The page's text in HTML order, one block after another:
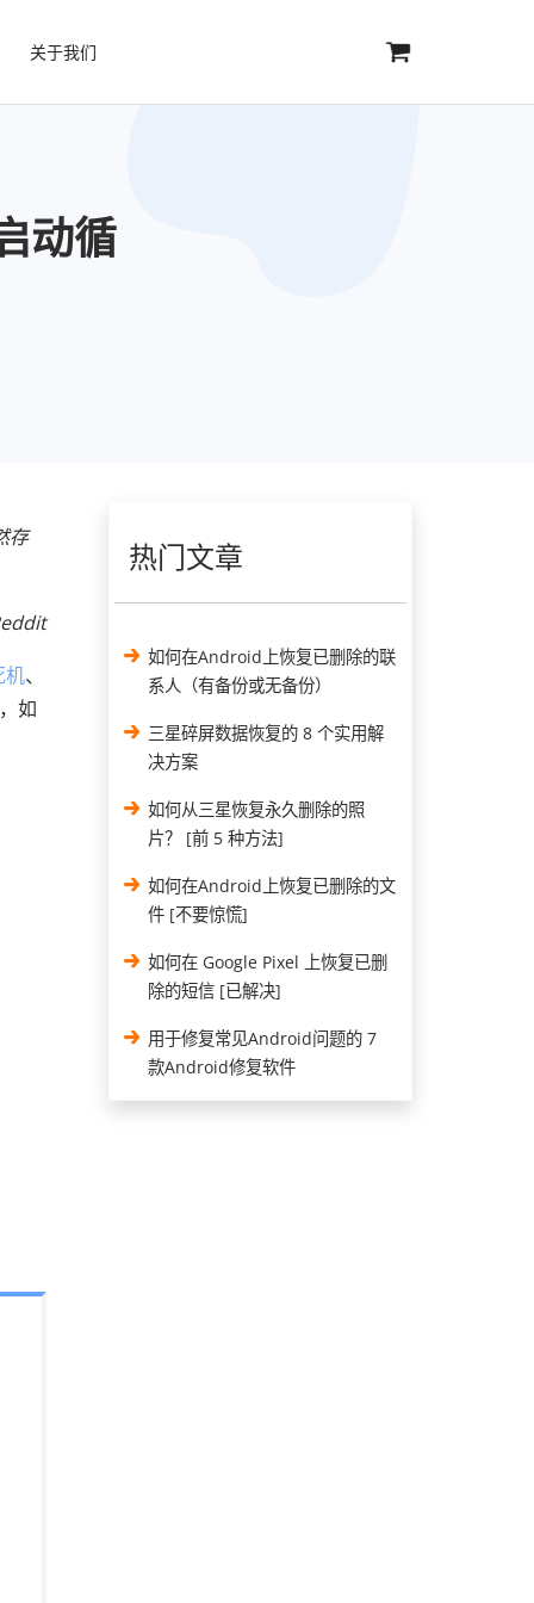
关于我们
动循
存
机、
如
热门文章
如何在Android上恢复已删除的联
系人（有备份或无备份）
三星碎屏数据恢复的 8 个实用解
决方案
如何从三星恢复永久删除的照
片？ [前 5 种方法]
如何在Android上恢复已删除的文
件 [不要惊慌]
如何在 Google Pixel 上恢复已删
除的短信 [已解决]
用于修复常见Android问题的 7
款Android修复软件